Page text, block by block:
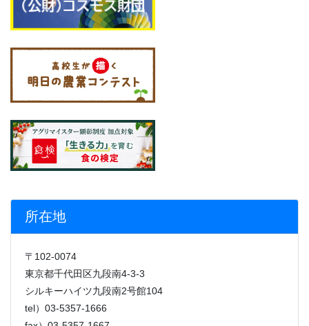
所在地
〒102-0074
東京都千代田区九段南4-3-3
シルキーハイツ九段南2号館104
tel）03-5357-1666